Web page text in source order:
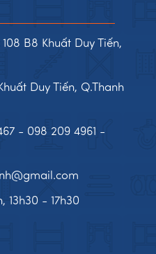
108 B8 Khuất Duy Tiến,
Duy Tiến, Q.Thanh
- 098 209 4961 -
13h30 - 17h30